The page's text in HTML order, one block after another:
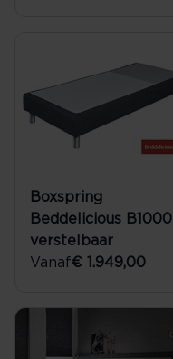
Boxspring
Beddelicious B1000
verstelbaar
Vanaf€ 1.949,00